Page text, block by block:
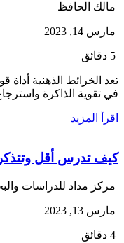
مالك الحافظ
مارس 14, 2023
تعد الخرائط الذهنية أداة
في تقوية الذاكرة
اقرأ المزيد
كيف تدرس أقل وتتذكر
مركز مداد للدراسات
مارس 13, 2023